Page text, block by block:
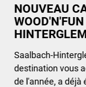
NOUVEAU
Saalbach-
destination vous
de l'année, a déjà